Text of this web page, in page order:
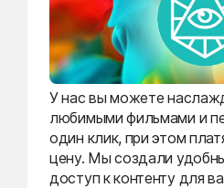
У нас вы можете
любимыми фильмами и
один клик, при этом
цену. Мы создали
доступ к контенту для